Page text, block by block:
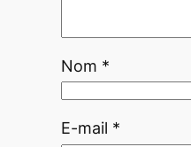
Nom *
E-mail *